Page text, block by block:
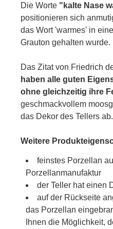
Die Worte "kalte Nase
positionieren sich
das Wort 'warmes' in
Grauton gehalten wurde.
Das Zitat von Friedrich
haben alle guten
ohne gleichzeitig ihre
geschmackvollem
das Dekor des Tellers ab.
Weitere
feinstes Porzellan
Porzellanmanufaktur
der Teller hat einen
auf der Rückseite
das Porzellan
Ihnen die Möglichkeit,